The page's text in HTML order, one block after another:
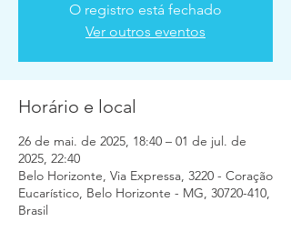
O registro está fechado
Ver outros eventos
Horário e local
26 de mai. de 2025, 18:40 – 01 de jul. de
2025, 22:40
Belo Horizonte, Via Expressa, 3220 - Coração
Eucarístico, Belo Horizonte - MG, 30720-410,
Brasil